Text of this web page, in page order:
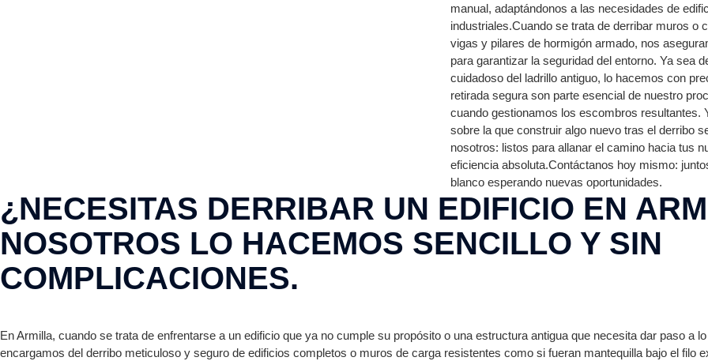
manual, adaptándonos a las necesidades de
industriales.Cuando se trata de derribar muros o
vigas y pilares de hormigón armado, nos
para garantizar la seguridad del entorno. Ya sea
cuidadoso del ladrillo antiguo, lo hacemos con
retirada segura son parte esencial de nuestro
cuando gestionamos los escombros resultantes.
sobre la que construir algo nuevo tras el derribo
nosotros: listos para allanar el camino hacia tus
eficiencia absoluta.Contáctanos hoy mismo:
blanco esperando nuevas oportunidades.
¿NECESITAS DERRIBAR UN EDIFICIO EN
NOSOTROS LO HACEMOS SENCILLO Y SIN
COMPLICACIONES.
En Armilla, cuando se trata de enfrentarse a un edificio que ya no cumple su propósito o una estructura antigua que necesita dar paso a
encargamos del derribo meticuloso y seguro de edificios completos o muros de carga resistentes como si fueran mantequilla bajo el filo